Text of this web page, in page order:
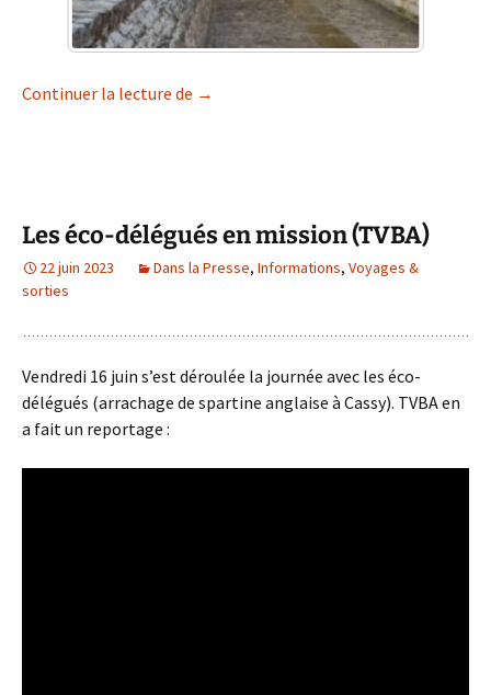
Continuer la lecture de Voyage en Angleterre (Maj 16.04.24)
→
Les éco-délégués en mission (TVBA)
22 juin 2023 Dans la Presse, Informations, Voyages &
sorties
Vendredi 16 juin s’est déroulée la journée avec les éco-
délégués (arrachage de spartine anglaise à Cassy). TVBA en
a fait un reportage :